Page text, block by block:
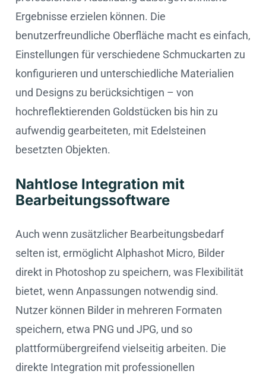
Ergebnisse erzielen können. Die
benutzerfreundliche Oberfläche macht es einfach,
Einstellungen für verschiedene Schmuckarten zu
konfigurieren und unterschiedliche Materialien
und Designs zu berücksichtigen – von
hochreflektierenden Goldstücken bis hin zu
aufwendig gearbeiteten, mit Edelsteinen
besetzten Objekten.
Nahtlose Integration mit
Bearbeitungssoftware
Auch wenn zusätzlicher Bearbeitungsbedarf
selten ist, ermöglicht Alphashot Micro, Bilder
direkt in Photoshop zu speichern, was Flexibilität
bietet, wenn Anpassungen notwendig sind.
Nutzer können Bilder in mehreren Formaten
speichern, etwa PNG und JPG, und so
plattformübergreifend vielseitig arbeiten. Die
direkte Integration mit professionellen